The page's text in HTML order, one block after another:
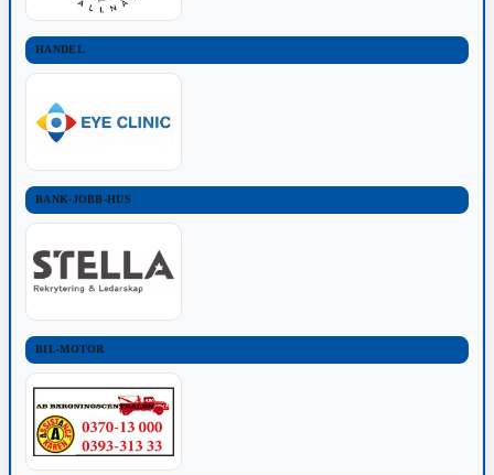
HANDEL
BANK-JOBB-HUS
BIL-MOTOR